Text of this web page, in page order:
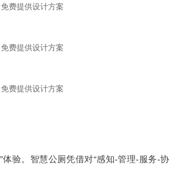
验。智慧公厕凭借对“感知-管理-服务-协